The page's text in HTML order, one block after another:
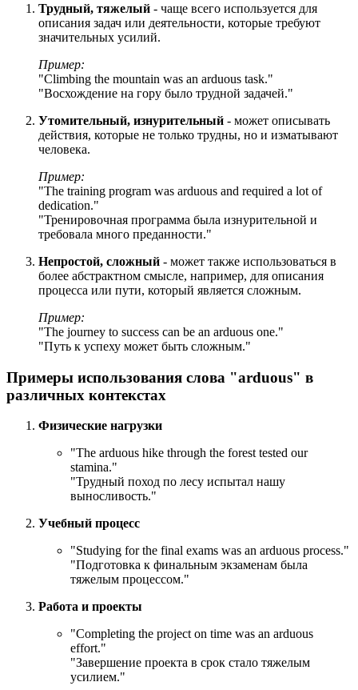
Трудный, тяжелый - чаще всего используется для
описания задач или деятельности, которые требуют
значительных усилий.
Пример:
"Climbing the mountain was an arduous task."
"Восхождение на гору было трудной задачей."
Утомительный, изнурительный - может описывать
действия, которые не только трудны, но и изматывают
человека.
Пример:
"The training program was arduous and required a lot of
dedication."
"Тренировочная программа была изнурительной и
требовала много преданности."
Непростой, сложный - может также использоваться в
более абстрактном смысле, например, для описания
процесса или пути, который является сложным.
Пример:
"The journey to success can be an arduous one."
"Путь к успеху может быть сложным."
Примеры использования слова "arduous" в
различных контекстах
Физические нагрузки
"The arduous hike through the forest tested our
stamina."
"Трудный поход по лесу испытал нашу
выносливость."
Учебный процесс
"Studying for the final exams was an arduous process."
"Подготовка к финальным экзаменам была
тяжелым процессом."
Работа и проекты
"Completing the project on time was an arduous
effort."
"Завершение проекта в срок стало тяжелым
усилием."